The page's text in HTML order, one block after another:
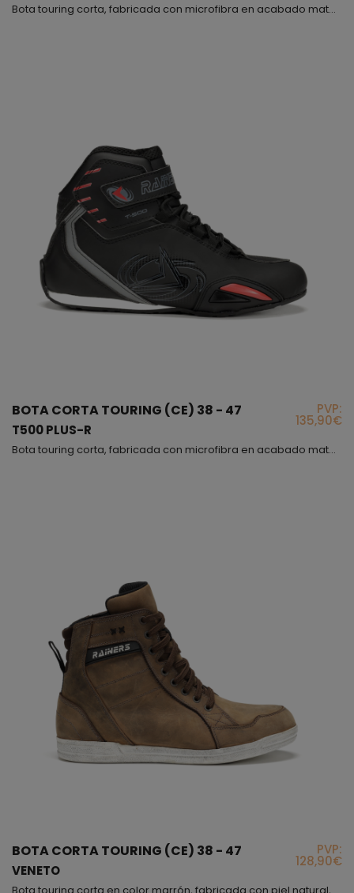
Bota touring corta, fabricada con microfibra en acabado mate, muy cómoda y flexible, además interiormente hemos puesto un forro de panal 3D para obtener una buena transpiración, este modelo es incluso más cómodo que un deportivo, con la diferencia de que el modelo T-500 PLUS cumple con la normativa vigente para proteger tu pie, lo hemos fabricado en varios colores, en todos predomina el color negro, el cierre es mediante cordones con sistema de bloqueo y correa de velcr...
BOTA CORTA TOURING (CE) 38 - 47
T500 PLUS-R
PVP:
135,90€
Bota touring corta, fabricada con microfibra en acabado mate, muy cómoda y flexible, además interiormente hemos puesto un forro de panal 3D para obtener una buena transpiración, este modelo es incluso más cómodo que un deportivo, con la diferencia de que el modelo T-500 PLUS cumple con la normativa vigente para proteger tu pie, lo hemos fabricado en varios colores, en todos predomina el color negro, el cierre es mediante cordones con sistema de bloqueo y correa de velcr...
BOTA CORTA TOURING (CE) 38 - 47
VENETO
PVP:
128,90€